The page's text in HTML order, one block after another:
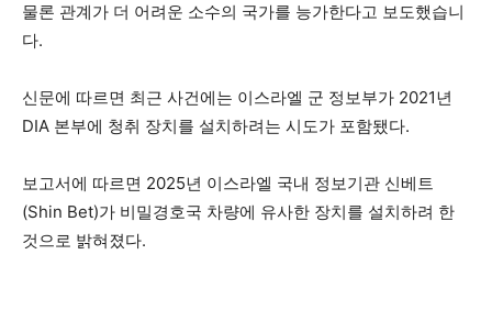
물론 관계가 더 어려운 소수의 국가를 능가한다고 보도했습니
다.
신문에 따르면 최근 사건에는 이스라엘 군 정보부가 2021년
DIA 본부에 청취 장치를 설치하려는 시도가 포함됐다.
보고서에 따르면 2025년 이스라엘 국내 정보기관 신베트
(Shin Bet)가 비밀경호국 차량에 유사한 장치를 설치하려 한
것으로 밝혀졌다.